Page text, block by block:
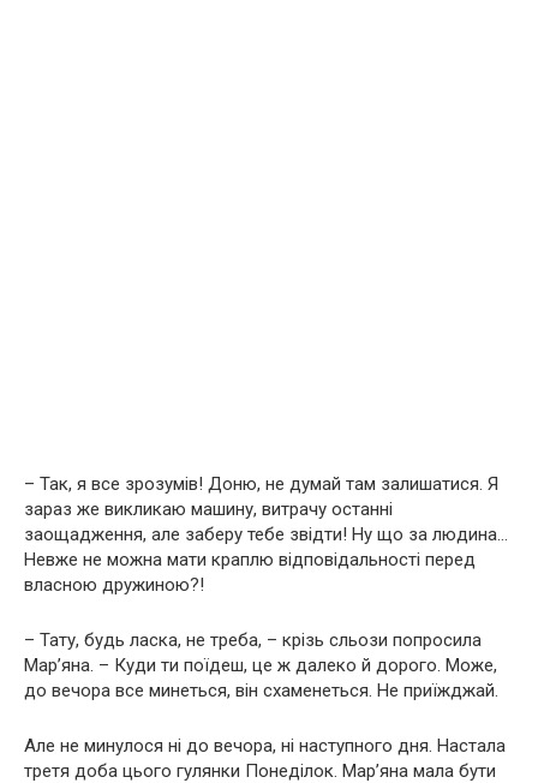
– Так, я все зрозумів! Доню, не думай там залишатися. Я
зараз же викликаю машину, витрачу останні
заощадження, але заберу тебе звідти! Ну що за людина…
Невже не можна мати краплю відповідальності перед
власною дружиною?!
– Тату, будь ласка, не треба, – крізь сльози попросила
Мар’яна. – Куди ти поїдеш, це ж далеко й дорого. Може,
до вечора все минеться, він схаменеться. Не приїжджай.
Але не минулося ні до вечора, ні наступного дня. Настала
третя доба цього гулянки Понеділок. Мар’яна мала бути